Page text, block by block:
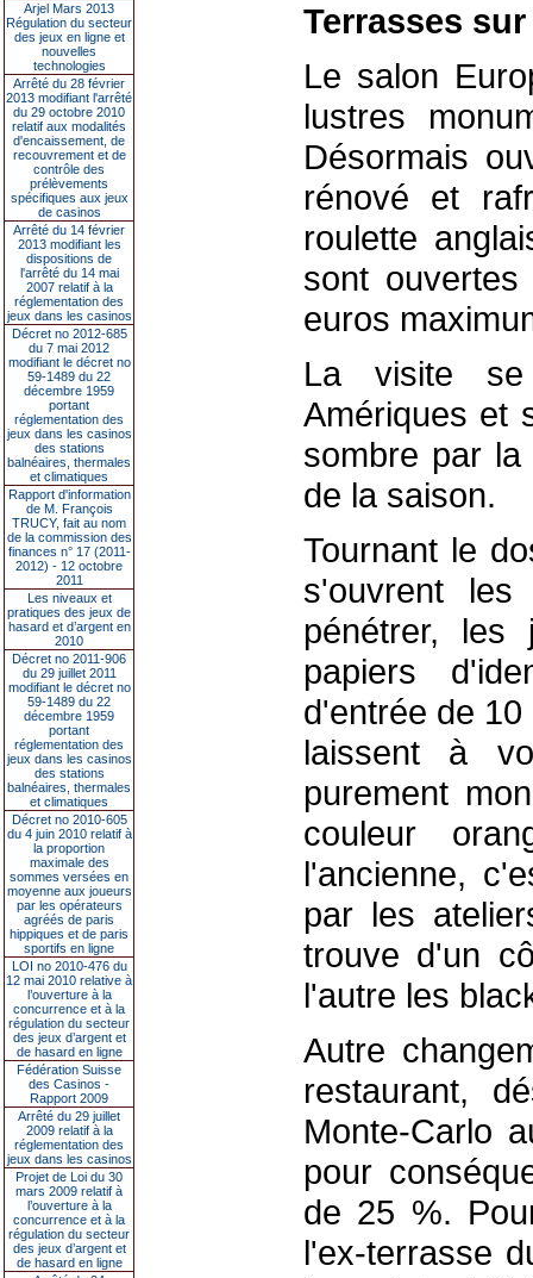
Arjel Mars 2013
Régulation du secteur
des jeux en ligne et
nouvelles
technologies
Arrêté du 28 février
2013 modifiant l'arrêté
du 29 octobre 2010
relatif aux modalités
d'encaissement, de
recouvrement et de
contrôle des
prélèvements
spécifiques aux jeux
de casinos
Arrêté du 14 février
2013 modifiant les
dispositions de
l'arrêté du 14 mai
2007 relatif à la
réglementation des
jeux dans les casinos
Décret no 2012-685
du 7 mai 2012
modifiant le décret no
59-1489 du 22
décembre 1959
portant
réglementation des
jeux dans les casinos
des stations
balnéaires, thermales
et climatiques
Rapport d'information
de M. François
TRUCY, fait au nom
de la commission des
finances n° 17 (2011-
2012) - 12 octobre
2011
Les niveaux et
pratiques des jeux de
hasard et d’argent en
2010
Décret no 2011-906
du 29 juillet 2011
modifiant le décret no
59-1489 du 22
décembre 1959
portant
réglementation des
jeux dans les casinos
des stations
balnéaires, thermales
et climatiques
Décret no 2010-605
du 4 juin 2010 relatif à
la proportion
maximale des
sommes versées en
moyenne aux joueurs
par les opérateurs
agréés de paris
hippiques et de paris
sportifs en ligne
LOI no 2010-476 du
12 mai 2010 relative à
l’ouverture à la
concurrence et à la
régulation du secteur
des jeux d’argent et
de hasard en ligne
Fédération Suisse
des Casinos -
Rapport 2009
Arrêté du 29 juillet
2009 relatif à la
réglementation des
jeux dans les casinos
Projet de Loi du 30
mars 2009 relatif à
l’ouverture à la
concurrence et à la
régulation du secteur
des jeux d’argent et
de hasard en ligne
Terrasses
Le salon
lustres
Désormais
rénové et
roulette
sont
euros
La visite
Amériques et
sombre par
de la saison.
Tournant le
s'ouvrent
pénétrer, les
papiers
d'entrée de
laissent à
purement
couleur
l'ancienne,
par les
trouve d'un
l'autre les
Autre
restaurant,
Monte-Carlo
pour
de 25 %.
l'ex-terrasse